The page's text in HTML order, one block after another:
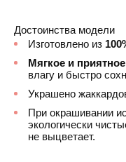
Достоинства модели
Изготовлено из
Мягкое и
влагу и быстро
Украшено
При окрашивании
экологически
не выцветает.